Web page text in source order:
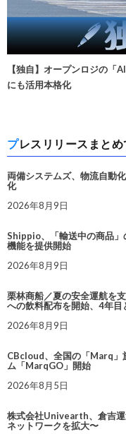
【独自】オープンロジの「
にも活用本格化
プレスリリースまと
両備システムズ、物流自動
化
2026年8月9日
Shippio、「輸送中の商品
機能を提供開始
2026年8月9日
栗林商船／夏の安全運航を
への飲料配布を開始、4年
2026年8月9日
CBcloud、全国の「Marq」
ム「MarqGO」開始
2026年8月5日
株式会社Univearth、倉吉
ネットワークを拡大〜